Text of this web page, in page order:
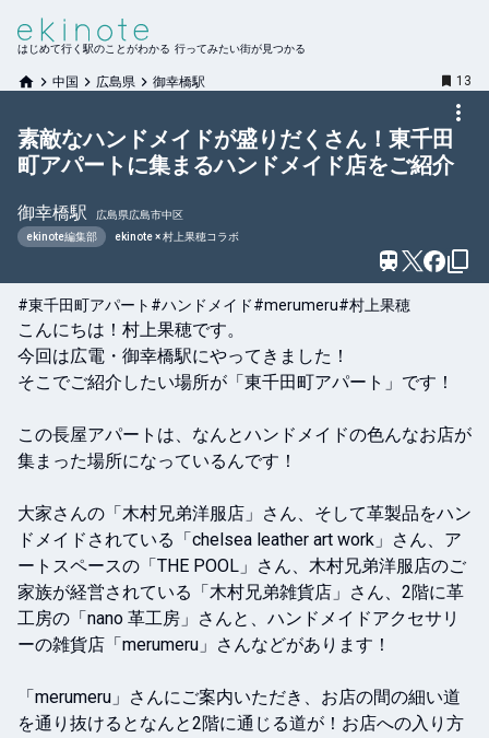
はじめて行く駅のことがわかる 行ってみたい街が見つかる
中国 広島県 御幸橋駅 13
素敵なハンドメイドが盛りだくさん！東千田
町アパートに集まるハンドメイド店をご紹介
御幸橋駅
広島県広島市中区
ekinote編集部
ekinote × 村上果穂コラボ
#東千田町アパート #ハンドメイド#merumeru#村上果穂
こんにちは！村上果穂です。
今回は広電・御幸橋駅にやってきました！
そこでご紹介したい場所が「東千田町アパート」です！
この長屋アパートは、なんとハンドメイドの色んなお店が
集まった場所になっているんです！
大家さんの「木村兄弟洋服店」さん、そして革製品をハン
ドメイドされている「chelsea leather art work」さん、ア
ートスペースの「THE POOL」さん、木村兄弟洋服店のご
家族が経営されている「木村兄弟雑貨店」さん、2階に革
工房の「nano 革工房」さんと、ハンドメイドアクセサリ
ーの雑貨店「merumeru」さんなどがあります！
「merumeru」さんにご案内いただき、お店の間の細い道
を通り抜けるとなんと2階に通じる道が！お店への入り方